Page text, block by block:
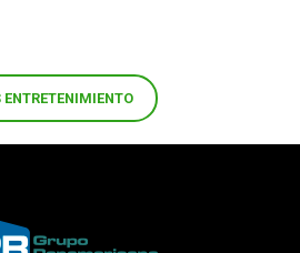
ENTRETENIMIENTO